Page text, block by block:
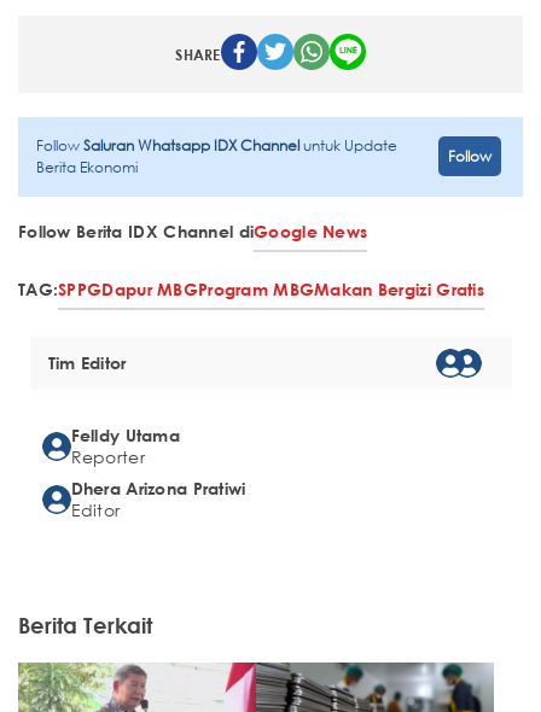
SHARE
FollowSaluran Whatsapp IDX Channeluntuk Update
Berita Ekonomi
Follow
Follow Berita IDX Channel diGoogle News
TAG:SPPGDapur MBGProgram MBGMakan Bergizi Gratis
Tim Editor
Felldy Utama
Reporter
Dhera Arizona Pratiwi
Editor
Berita Terkait